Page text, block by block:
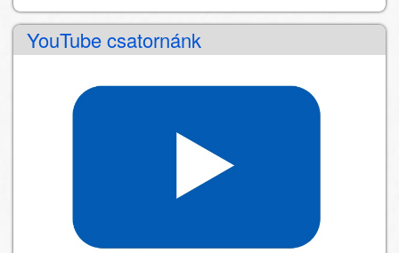
YouTube csatornánk